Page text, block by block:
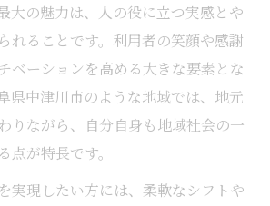
大の魅力は、人の役に立つ実感とや
れることです。利用者の笑顔や感謝
ベーションを高める大きな要素とな
県中津川市のような地域では、地元
りながら、自分自身も地域社会の一
点が特長です。
実現したい方には、柔軟なシフトや